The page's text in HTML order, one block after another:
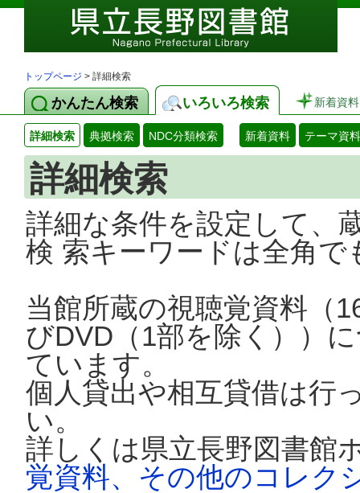
トップページ > 詳細検索
かんたん検索 いろいろ検索 新着資料
詳細検索 典拠検索 NDC分類検索 新着資料 テーマ資料
詳細検索
詳細な条件を設定して、
検 索キーワードは全角
当館所蔵の視聴覚資料（
びDVD（1部を除く））
ています。
個人貸出や相互貸借は行
い。
詳しくは県立長野図書館
覚資料、その他のコレク